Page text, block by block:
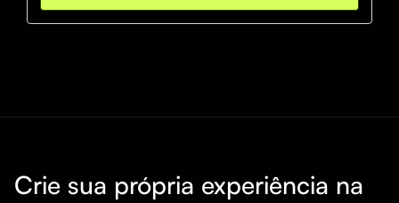
Crie sua própria experiência na